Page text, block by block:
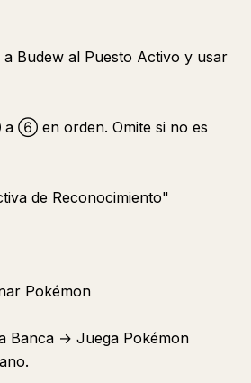
a Budew al Puesto Activo y usar
⑥ en orden. Omite si no es
de Reconocimiento"
Pokémon
Banca → Juega Pokémon